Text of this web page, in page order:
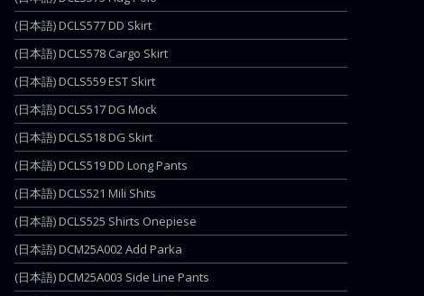
(日本語) DCLS577 DD Skirt
(日本語) DCLS578 Cargo Skirt
(日本語) DCLS559 EST Skirt
(日本語) DCLS517 DG Mock
(日本語) DCLS518 DG Skirt
(日本語) DCLS519 DD Long Pants
(日本語) DCLS521 Mili Shits
(日本語) DCLS525 Shirts Onepiese
(日本語) DCM25A002 Add Parka
(日本語) DCM25A003 Side Line Pants